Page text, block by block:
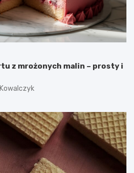
z mrożonych malin – prosty i